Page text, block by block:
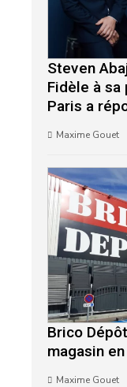
Steven
Fidèle à sa
Paris a
Maxime Gouet
Brico
magasin
Maxime Gouet